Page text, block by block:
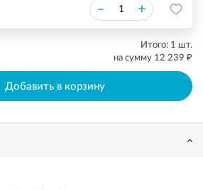
– +
Итого: 1 шт.
на сумму 12 239 ₽
Добавить в корзину